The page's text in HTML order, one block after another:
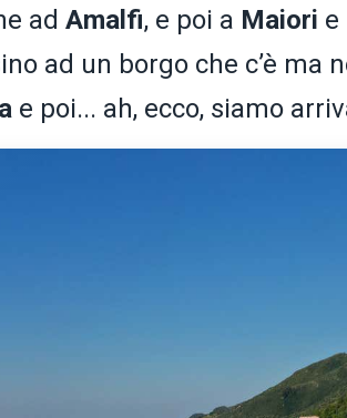
ad Amalfi, e poi a Maiori e
ad un borgo che c’è ma
e poi... ah, ecco, siamo